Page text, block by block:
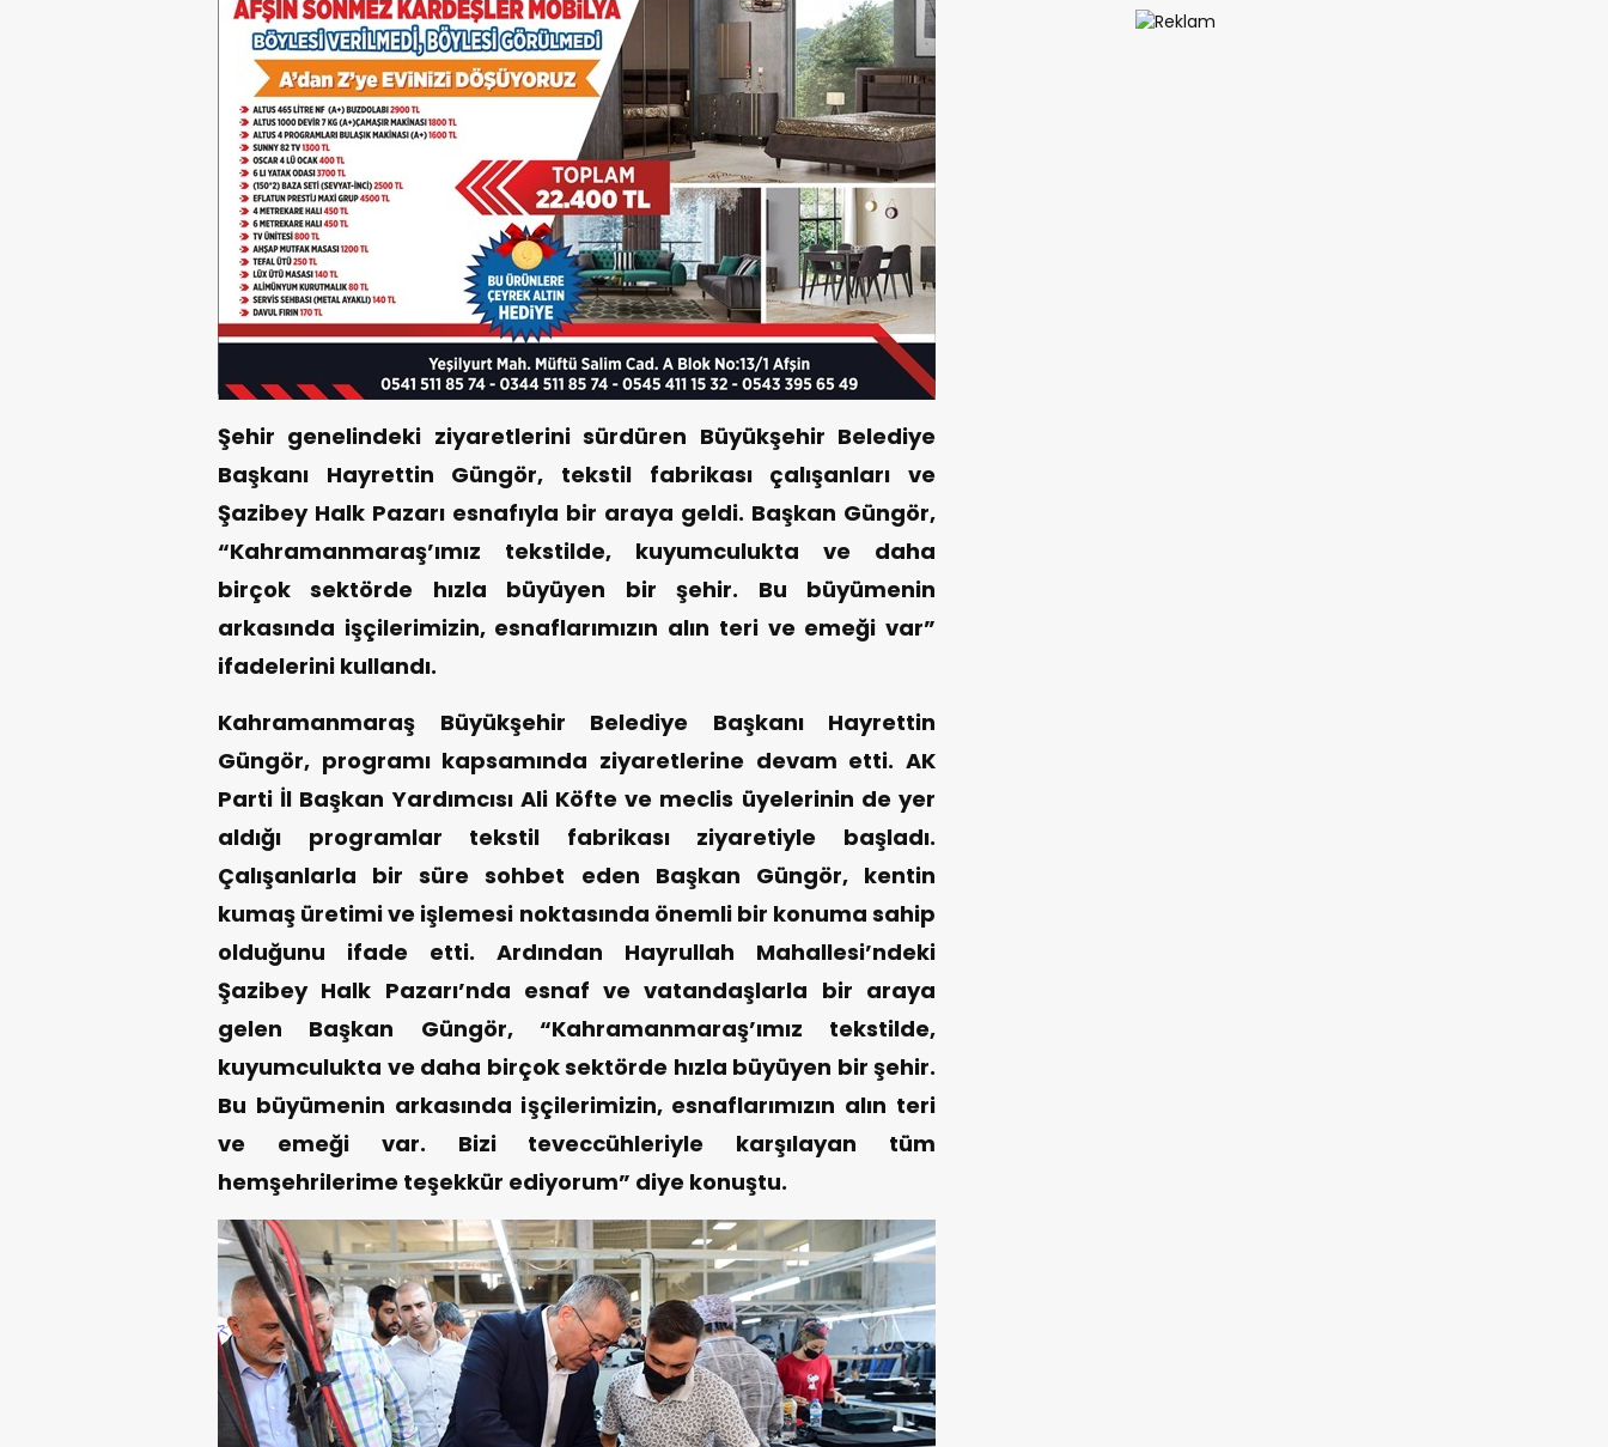
Şehir genelindeki ziyaretlerini sürdüren Büyükşehir Belediye
Başkanı Hayrettin Güngör, tekstil fabrikası çalışanları ve
Şazibey Halk Pazarı esnafıyla bir araya geldi. Başkan Güngör,
“Kahramanmaraş’ımız tekstilde, kuyumculukta ve daha
birçok sektörde hızla büyüyen bir şehir. Bu büyümenin
arkasında işçilerimizin, esnaflarımızın alın teri ve emeği var”
ifadelerini kullandı.
Kahramanmaraş Büyükşehir Belediye Başkanı Hayrettin
Güngör, programı kapsamında ziyaretlerine devam etti. AK
Parti İl Başkan Yardımcısı Ali Köfte ve meclis üyelerinin de yer
aldığı programlar tekstil fabrikası ziyaretiyle başladı.
Çalışanlarla bir süre sohbet eden Başkan Güngör, kentin
kumaş üretimi ve işlemesi noktasında önemli bir konuma sahip
olduğunu ifade etti. Ardından Hayrullah Mahallesi’ndeki
Şazibey Halk Pazarı’nda esnaf ve vatandaşlarla bir araya
gelen Başkan Güngör, “Kahramanmaraş’ımız tekstilde,
kuyumculukta ve daha birçok sektörde hızla büyüyen bir şehir.
Bu büyümenin arkasında işçilerimizin, esnaflarımızın alın teri
ve emeği var. Bizi teveccühleriyle karşılayan tüm
hemşehrilerime teşekkür ediyorum” diye konuştu.